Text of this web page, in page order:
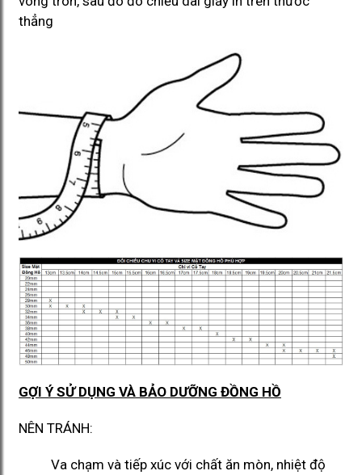
thẳng
GỢI Ý SỬ DỤNG VÀ BẢO DƯỠNG ĐỒNG HỒ
NÊN TRÁNH:
Va chạm và tiếp xúc với chất ăn mòn, nhiệt độ